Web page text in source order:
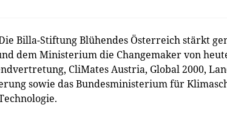
Die Billa-Stiftung Blühendes Österreich stärkt
dem Ministerium die Changemaker von
CliMates Austria, Global 2000,
sowie das Bundesministerium für